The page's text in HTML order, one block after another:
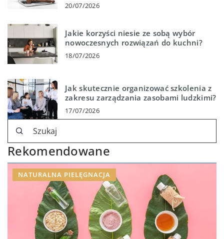
20/07/2026
Jakie korzyści niesie ze sobą wybór
nowoczesnych rozwiązań do kuchni?
18/07/2026
Jak skutecznie organizować szkolenia z
zakresu zarządzania zasobami ludzkimi?
17/07/2026
Rekomendowane
NATURALNA PIELĘGNACJA